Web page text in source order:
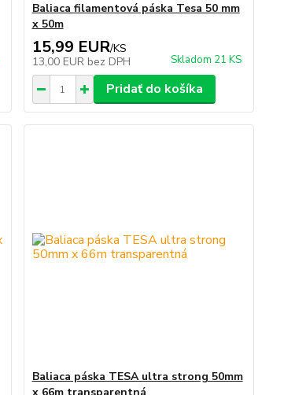
Baliaca filamentová páska Tesa 50 mm
x 50m
15,99 EUR/KS
13,00 EUR bez DPH Skladom 21 KS
Pridať do košíka
Baliaca páska TESA ultra strong 50mm